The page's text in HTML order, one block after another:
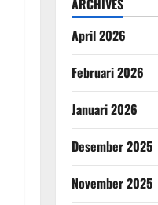
ARCHIVES
April 2026
Februari 2026
Januari 2026
Desember 2025
November 2025